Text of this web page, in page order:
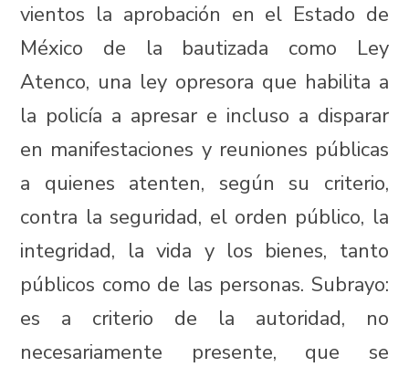
vientos la aprobación en el Estado de
México de la bautizada como Ley
Atenco, una ley opresora que habilita a
la policía a apresar e incluso a disparar
en manifestaciones y reuniones públicas
a quienes atenten, según su criterio,
contra la seguridad, el orden público, la
integridad, la vida y los bienes, tanto
públicos como de las personas. Subrayo:
es a criterio de la autoridad, no
necesariamente presente, que se